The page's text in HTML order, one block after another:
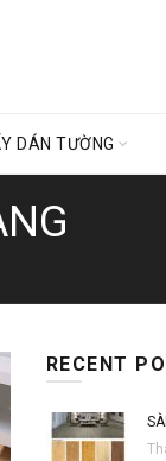
DÁN TƯỜNG
RECENT